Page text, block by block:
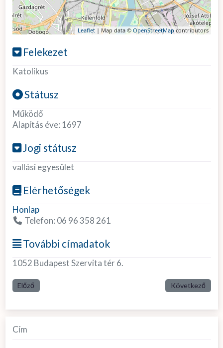
Leaflet| Map data © OpenStreetMap contributors
Felekezet
Katolikus
Státusz
Működő
Alapítás éve: 1697
Jogi státusz
vallási egyesület
Elérhetőségek
Honlap
Telefon: 06 96 358 261
További címadatok
1052 Budapest Szervita tér 6.
Előző Következő
Cím